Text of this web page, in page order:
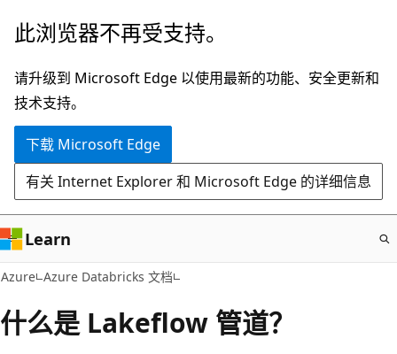
跳
主
要
内
此浏览器不再受支持。
请升级到 Microsoft Edge 以使用最新的功能、安全更新和
技术支持。
下载 Microsoft Edge
有关 Internet Explorer 和 Microsoft Edge 的详细信息
Learn
Azure Azure Databricks 文档
什么是 Lakeflow 管道？